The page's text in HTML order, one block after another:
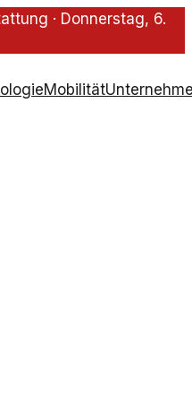
· Donnerstag, 6.
Mobilität